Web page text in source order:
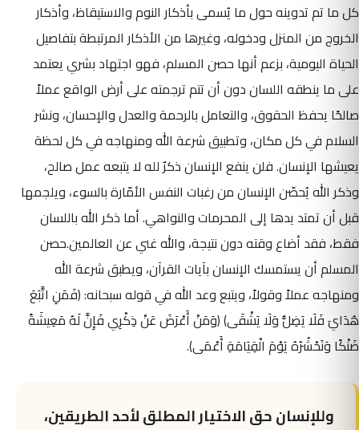
كل ما تم تدوينه حول ما يُسمى بأذكار النوم والاستيقاظ، وأذكار
الخروج من المنزل ودخوله، وغيرها من الأذكار المرتبطة بتفاصيل
الحياة اليومية، بزعم أنها حصن المسلم، فهو اجتهاد بشري يعتمد
على ما ينطقه اللسان دون أن تتم ترجمته على أرض الواقع عملاً
صالحًا يحفظ الحقوق، والتعامل بالرحمة والعدل والإحسان، ونشر
السلام في كل مكان، وتطبيق شرعة الله ومنهاجه في كل لحظة
يعيشها الإنسان. فلن ينفع الإنسان ذكرٌ لله لا يتبعه عمل صالح،
وذكر الله يُحصّن الإنسان من رغبات النفس الأمّارة بالسوء، ويلجمها
قبل أن تمتد يدها إلى المحرمات والنواهي. أما ذكر الله باللسان
فقط، فقد أضاع وقته دون نتيجة، والله غني عن العالمين.حصن
المسلم أن يستمسك الإنسان بآيات القرآن، ويطبق شرعة الله
ومنهاجه عملاً وقولاً، ويتبع وعد الله في قوله سبحانه: ﴿فَمَنِ اتَّبَعَ
هُدَايَ فَلَا يَضِلُّ وَلَا يَشْقَى﴾ ﴿وَمَنْ أَعْرَضَ عَنْ ذِكْرِي فَإِنَّ لَهُ مَعِيشَةً
ضَنْكًا وَنَحْشُرُهُ يَوْمَ الْقِيَامَةِ أَعْمَى﴾.
وللإنسان حق الاختيار المطلق لأحد الطريقين،